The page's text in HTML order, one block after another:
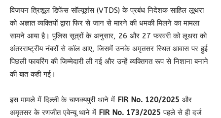
विजयन त्रिशूल डिफेंस सॉल्यूशंस (VTDS) के प्रबंध निदेशक साहिल लूथरा
को अज्ञात व्यक्तियों द्वारा फिर से जान से मारने की धमकी मिलने का मामला
सामने आया है। पुलिस सूत्रों के अनुसार, 26 और 27 फरवरी को लूथरा को
अंतरराष्ट्रीय नंबरों से कॉल आए, जिसमें उनके अमृतसर स्थित आवास पर हुई
पिछली फायरिंग की जिम्मेदारी ली गई और उन्हें व्यक्तिगत रूप से निशाना बनाने
की बात कही गई।
इस मामले में दिल्ली के चाणक्यपुरी थाने में FIR No. 120/2025 और
अमृतसर के रणजीत एवेन्यू थाने में FIR No. 173/2025 पहले से ही दर्ज